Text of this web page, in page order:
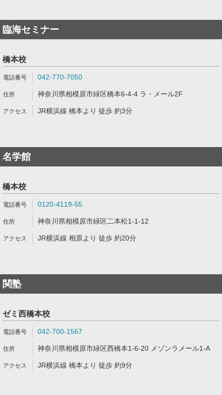
臨海セミナー
橋本校
042-770-7050
神奈川県相模原市緑区橋本6-4-4 ラ・メール2F
JR横浜線 橋本より 徒歩 約3分
名学館
橋本校
0120-4119-55
神奈川県相模原市緑区二本松1-1-12
JR横浜線 相原より 徒歩 約20分
関塾
ゼミ西橋本校
042-700-1567
神奈川県相模原市緑区西橋本1-6-20 メゾンラメール1-A
JR横浜線 橋本より 徒歩 約9分